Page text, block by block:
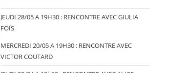
JEUDI 28/05 A 19H30 : RENCONTRE AVEC GIULIA
FOÏS
MERCREDI 20/05 A 19H30 : RENCONTRE AVEC
VICTOR COUTARD